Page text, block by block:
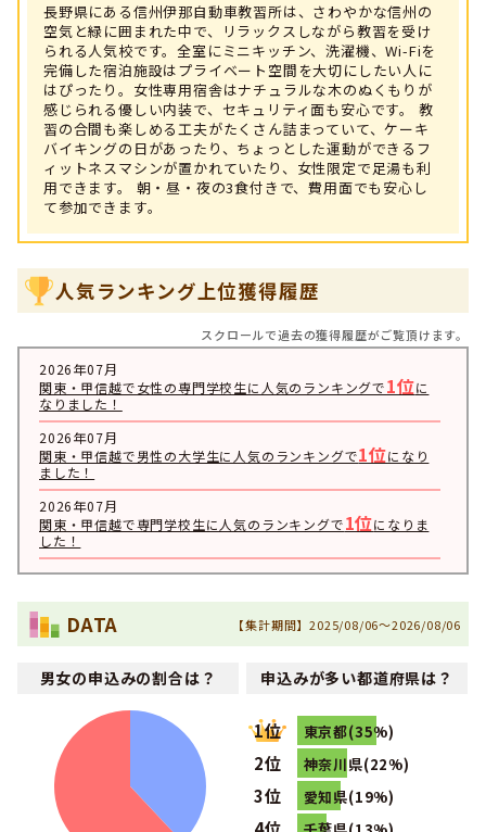
長野県にある信州伊那自動車教習所は、さわやかな信州の
空気と緑に囲まれた中で、リラックスしながら教習を受け
られる人気校です。全室にミニキッチン、洗濯機、Wi-Fiを
完備した宿泊施設はプライベート空間を大切にしたい人に
はぴったり。女性専用宿舎はナチュラルな木のぬくもりが
感じられる優しい内装で、セキュリティ面も安心です。 教
習の合間も楽しめる工夫がたくさん詰まっていて、ケーキ
バイキングの日があったり、ちょっとした運動ができるフ
ィットネスマシンが置かれていたり、女性限定で足湯も利
用できます。 朝・昼・夜の3食付きで、費用面でも安心し
て参加できます。
人気ランキング上位獲得履歴
スクロールで過去の獲得履歴がご覧頂けます。
2026年07月
関東・甲信越で女性の専門学校生に人気のランキングで1位に
なりました！
2026年07月
関東・甲信越で男性の大学生に人気のランキングで1位になり
ました！
2026年07月
関東・甲信越で専門学校生に人気のランキングで1位になりま
した！
2026年07月
2026年07月
関東・甲信越で女性のその他に人気のランキングで1位
ました！
2026年06月
関東・甲信越で社会人に人気のランキングで1位になりまし
た！
DATA 【集計期間】2025/08/06～2026/08/06
男女の申込みの割合は？ 申込みが多い都道府県は？
1位 東京都(35%)
2位 神奈川県(22%)
3位 愛知県(19%)